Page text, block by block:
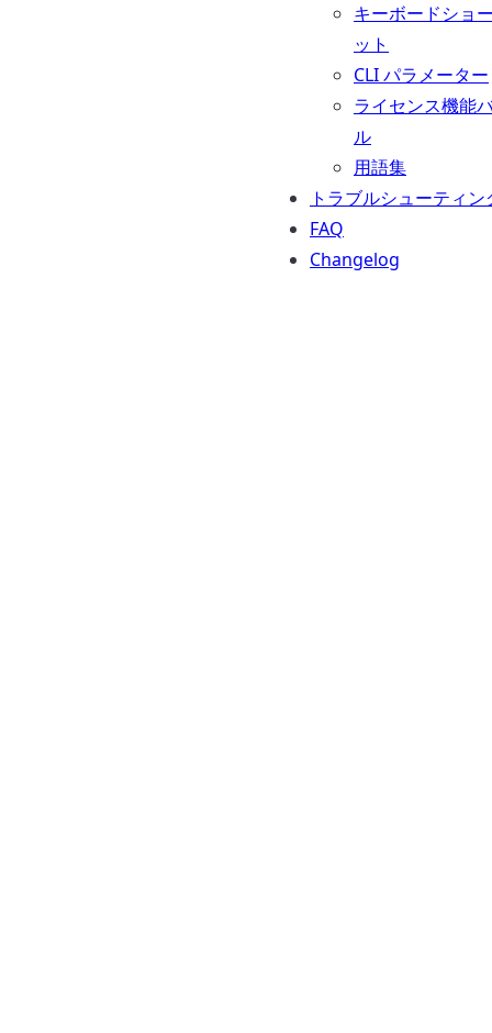
キーボードショ
ット
CLI パラメーター
ライセンス機能
ル
用語集
トラブルシューティン
FAQ
Changelog